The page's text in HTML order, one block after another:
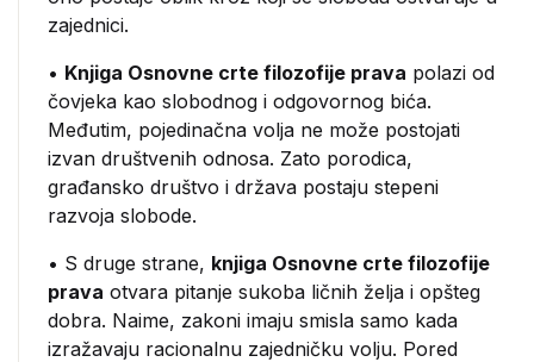
zajednici.
• Knjiga Osnovne crte filozofije prava polazi od
čovjeka kao slobodnog i odgovornog bića.
Međutim, pojedinačna volja ne može postojati
izvan društvenih odnosa. Zato porodica,
građansko društvo i država postaju stepeni
razvoja slobode.
• S druge strane, knjiga Osnovne crte filozofije
prava otvara pitanje sukoba ličnih želja i opšteg
dobra. Naime, zakoni imaju smisla samo kada
izražavaju racionalnu zajedničku volju. Pored